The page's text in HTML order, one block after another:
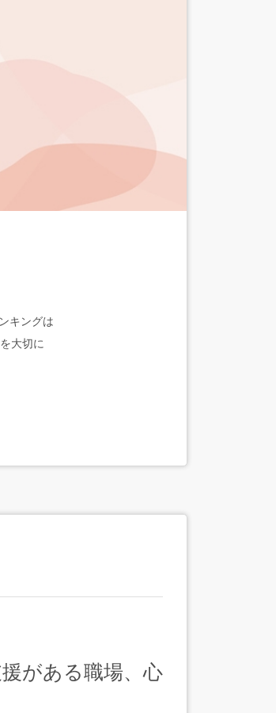
キングは
大切に
がある職場、心